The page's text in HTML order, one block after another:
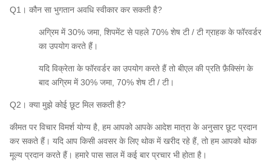
Q1। कौन सा भुगतान अवधि स्वीकार कर सकती है?
अग्रिम में 30% जमा, शिपमेंट से पहले 70% शेष टी / टी ग्राहक के फॉरवर्डर
का उपयोग करते हैं।
यदि विक्रेता के फॉरवर्डर का उपयोग करते हैं तो बीएल की प्रति फ़ैक्सिंग के
बाद अग्रिम में 30% जमा, 70% शेष टी / टी।
Q2। क्या मुझे कोई छूट मिल सकती है?
कीमत पर विचार विमर्श योग्य है, हम आपको आपके आदेश मात्रा के अनुसार छूट प्रदान
कर सकते हैं। यदि आप किसी अवसर के लिए थोक में खरीद रहे हैं, तो हम आपको थोक
मूल्य प्रदान करते हैं। हमारे पास साल में कई बार प्रचार भी होता है।